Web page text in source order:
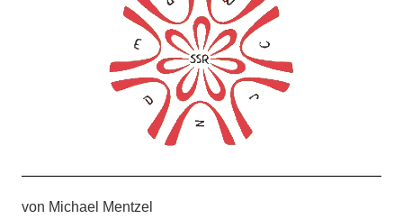
von Michael Mentzel